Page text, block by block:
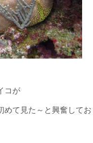
コが
めて見た～と興奮して